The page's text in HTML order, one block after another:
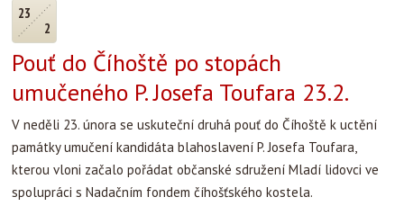
23
2
Pouť do Číhoště po stopách
umučeného P. Josefa Toufara 23.2.
V neděli 23. února se uskuteční druhá pouť do Číhoště k uctění
památky umučení kandidáta blahoslavení P. Josefa Toufara,
kterou vloni začalo pořádat občanské sdružení Mladí lidovci ve
spolupráci s Nadačním fondem číhošťského kostela.